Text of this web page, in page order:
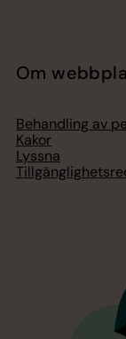
Om
Behandling av
Kakor
Lyssna